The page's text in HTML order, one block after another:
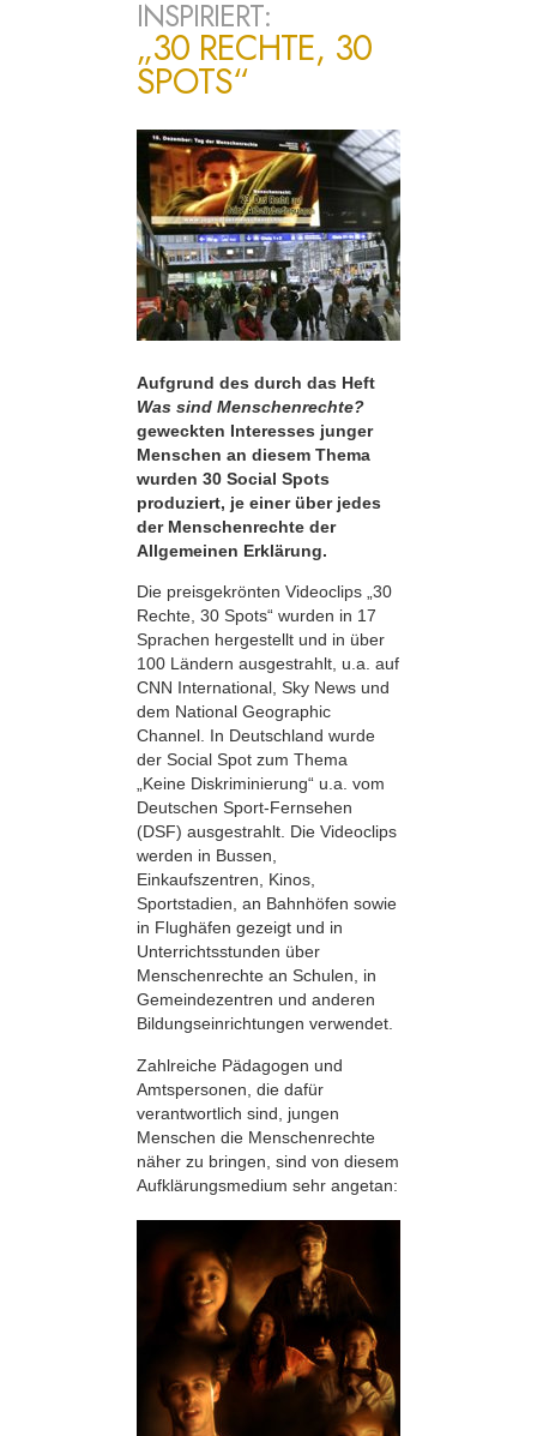
INSPIRIERT:
„30 RECHTE, 30
SPOTS“
Aufgrund des durch das Heft
Was sind Menschenrechte?
geweckten Interesses junger
Menschen an diesem Thema
wurden 30 Social Spots
produziert, je einer über jedes
der Menschenrechte der
Allgemeinen Erklärung.
Die preisgekrönten Videoclips „30
Rechte, 30 Spots“ wurden in 17
Sprachen hergestellt und in über
100 Ländern ausgestrahlt, u.a. auf
CNN International, Sky News und
dem National Geographic
Channel. In Deutschland wurde
der Social Spot zum Thema
„Keine Diskriminierung“ u.a. vom
Deutschen Sport-Fernsehen
(DSF) ausgestrahlt. Die Videoclips
werden in Bussen,
Einkaufszentren, Kinos,
Sportstadien, an Bahnhöfen sowie
in Flughäfen gezeigt und in
Unterrichtsstunden über
Menschenrechte an Schulen, in
Gemeindezentren und anderen
Bildungseinrichtungen verwendet.
Zahlreiche Pädagogen und
Amtspersonen, die dafür
verantwortlich sind, jungen
Menschen die Menschenrechte
näher zu bringen, sind von diesem
Aufklärungsmedium sehr angetan: